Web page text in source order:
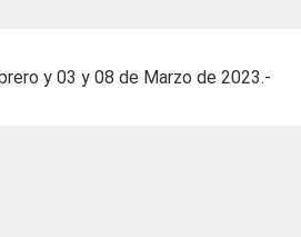
y 03 y 08 de Marzo de 2023.-